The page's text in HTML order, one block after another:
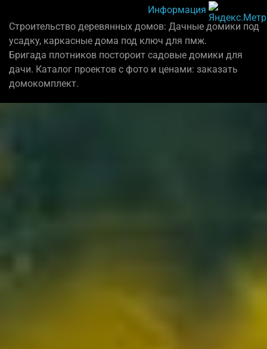
Информация
Строительство деревянных домов: Дачные домики под
усадку, каркасные дома под ключ для пмж.
Бригада плотников постороит садовые домики для
дачи. Каталог проектов с фото и ценами: заказать
домокомплект.